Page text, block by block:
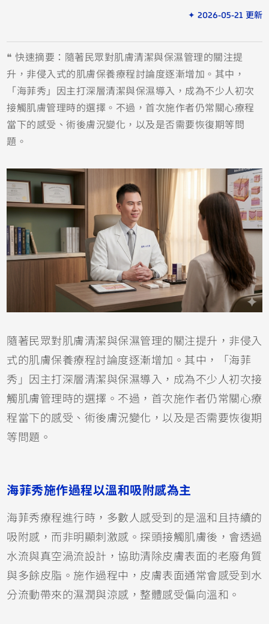
✦ 2026-05-21 更新
❝ 快速摘要：隨著民眾對肌膚清潔與保濕管理的關注提
升，非侵入式的肌膚保養療程討論度逐漸增加。其中，
「海菲秀」因主打深層清潔與保濕導入，成為不少人初次
接觸肌膚管理時的選擇。不過，首次施作者仍常關心療程
當下的感受、術後膚況變化，以及是否需要恢復期等問
題。
隨著民眾對肌膚清潔與保濕管理的關注提升，非侵入
式的肌膚保養療程討論度逐漸增加。其中，「海菲
秀」因主打深層清潔與保濕導入，成為不少人初次接
觸肌膚管理時的選擇。不過，首次施作者仍常關心療
程當下的感受、術後膚況變化，以及是否需要恢復期
等問題。
海菲秀施作過程以溫和吸附感為主
海菲秀療程進行時，多數人感受到的是溫和且持續的
吸附感，而非明顯刺激感。探頭接觸肌膚後，會透過
水流與真空渦流設計，協助清除皮膚表面的老廢角質
與多餘皮脂。施作過程中，皮膚表面通常會感受到水
分流動帶來的濕潤與涼感，整體感受偏向溫和。